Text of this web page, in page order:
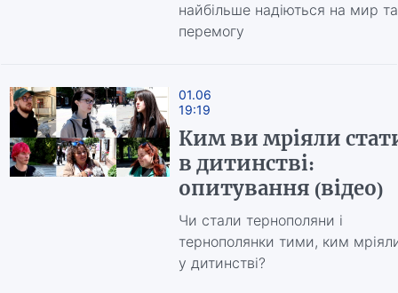
найбільше надіються на мир та
перемогу
01.06
19:19
Ким ви мріяли
в дитинстві:
опитування (відео)
Чи стали тернополяни і
тернополянки тими, ким
у дитинстві?